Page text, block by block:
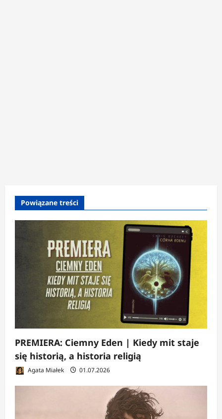
Powiązane treści
PREMIERA: Ciemny Eden | Kiedy mit staje
się historią, a historia religią
Agata Miałek 01.07.2026